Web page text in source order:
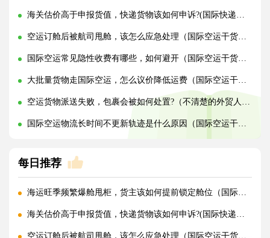
海关估价高于申报货值，快递货物该如何申诉?(国际快递干货知识分享)
空运订舱后被航司甩舱，该怎么应急处理（国际空运干货知识分享）
国际空运常见隐性收费有哪些，如何避开（国际空运干货知识分享）
大批量货物走国际空运，怎么议价降低运费（国际空运干货知识分享）
空运货物派送失败，包裹会被如何处置?（不清楚的外贸人看过来）
国际空运物流长时间不更新轨迹是什么原因（国际空运干货知识分享）
每日推荐
海运旺季频繁爆舱甩柜，货主该如何提前锁定舱位（国际海运干货知识分享）
海关估价高于申报货值，快递货物该如何申诉?(国际快递干货知识分享)
空运订舱后被航司甩舱，该怎么应急处理（国际空运干货知识分享）